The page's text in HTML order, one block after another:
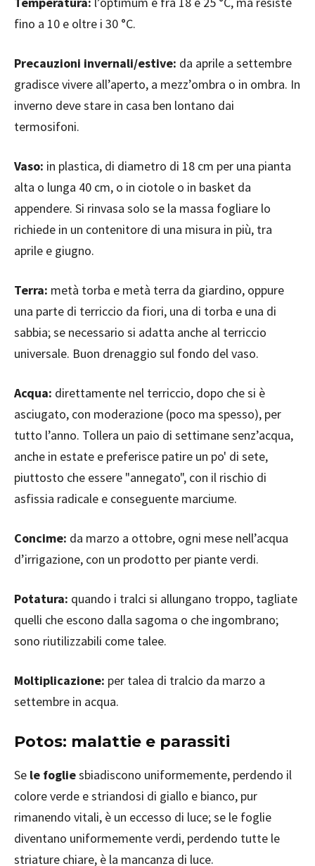
fino a 10 e oltre i 30 °C.
Precauzioni invernali/estive: da aprile a settembre
gradisce vivere all’aperto, a mezz’ombra o in ombra. In
inverno deve stare in casa ben lontano dai
termosifoni.
Vaso: in plastica, di diametro di 18 cm per una pianta
alta o lunga 40 cm, o in ciotole o in basket da
appendere. Si rinvasa solo se la massa fogliare lo
richiede in un contenitore di una misura in più, tra
aprile e giugno.
Terra: metà torba e metà terra da giardino, oppure
una parte di terriccio da fiori, una di torba e una di
sabbia; se necessario si adatta anche al terriccio
universale. Buon drenaggio sul fondo del vaso.
Acqua: direttamente nel terriccio, dopo che si è
asciugato, con moderazione (poco ma spesso), per
tutto l’anno. Tollera un paio di settimane senz’acqua,
anche in estate e preferisce patire un po' di sete,
piuttosto che essere "annegato", con il rischio di
asfissia radicale e conseguente marciume.
Concime: da marzo a ottobre, ogni mese nell’acqua
d’irrigazione, con un prodotto per piante verdi.
Potatura: quando i tralci si allungano troppo, tagliate
quelli che escono dalla sagoma o che ingombrano;
sono riutilizzabili come talee.
Moltiplicazione: per talea di tralcio da marzo a
settembre in acqua.
Potos: malattie e parassiti
Se le fogliesbiadiscono uniformemente, perdendo il
colore verde e striandosi di giallo e bianco, pur
rimanendo vitali, è un eccesso di luce; se le foglie
diventano uniformemente verdi, perdendo tutte le
striature chiare, è la mancanza di luce.